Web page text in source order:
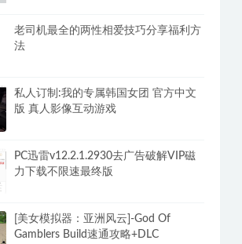
老司机最全的两性相爱技巧分享福利方
法
私人订制:我的专属韩国女团 官方中文
版 真人影像互动游戏
PC迅雷v12.2.1.2930去广告破解VIP磁
力下载不限速最终版
[美女模拟器：亚洲风云]-God Of
Gamblers Build速通攻略+DLC